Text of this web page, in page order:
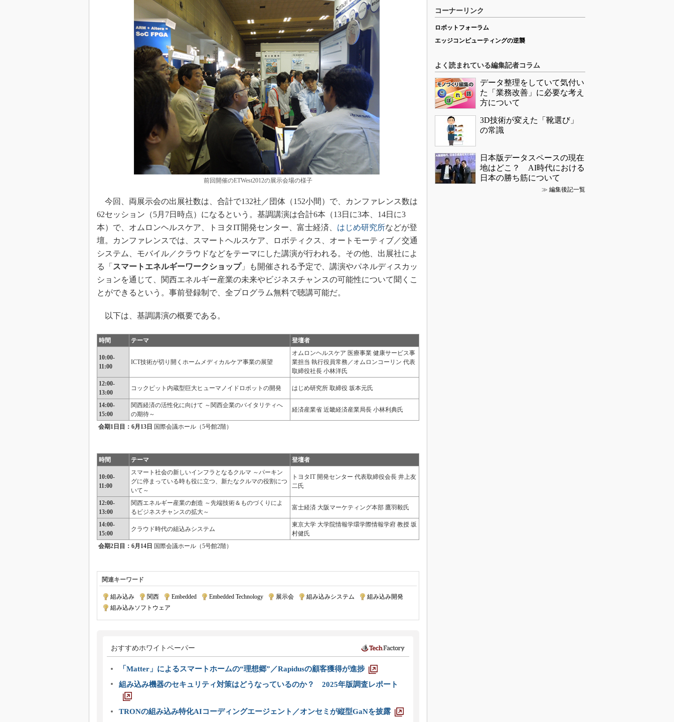
前回開催のETWest2012の展示会場の様子
今回、両展示会の出展社数は、合計で132社／団体（152小間）で、カンファレンス数は
62セッション（5月7日時点）になるという。基調講演は合計6本（13日に3本、14日に3
本）で、オムロンヘルスケア、トヨタIT開発センター、富士経済、 はじめ研究所などが登
壇。カンファレンスでは、スマートヘルスケア、ロボティクス、オートモーティブ／交通
システム、モバイル／クラウドなどをテーマにした講演が行われる。その他、出展社によ
る「 スマートエネルギーワークショップ」も開催される予定で、講演やパネルディスカッ
ションを通じて、関西エネルギー産業の未来やビジネスチャンスの可能性について聞くこ
とができるという。事前登録制で、全プログラム無料で聴講可能だ。
以下は、基調講演の概要である。
時間 テーマ 登壇者
10:00-
11:00
ICT技術が切り開くホームメディカルケア事業の展望
オムロンヘルスケア 医療事業 健康サービス事
業担当 執行役員常務／オムロンコーリン 代表
取締役社長 小林洋氏
12:00-
13:00
コックピット内蔵型巨大ヒューマノイドロボットの開発 はじめ研究所 取締役 坂本元氏
14:00-
15:00
関西経済の活性化に向けて ～関西企業のバイタリティへ
の期待～
経済産業省 近畿経済産業局長 小林利典氏
会期1日目：6月13日 国際会議ホール（5号館2階）
時間 テーマ 登壇者
10:00-
11:00
スマート社会の新しいインフラとなるクルマ ～パーキン
グに停まっている時も役に立つ、新たなクルマの役割につ
いて～
トヨタIT 開発センター 代表取締役会長 井上友
二氏
12:00-
13:00
関西エネルギー産業の創造 ～先端技術＆ものづくりによ
るビジネスチャンスの拡大～
富士経済 大阪マーケティング本部 鷹羽毅氏
14:00-
15:00
クラウド時代の組込みシステム
東京大学 大学院情報学環学際情報学府 教授 坂
村健氏
会期2日目：6月14日 国際会議ホール（5号館2階）
関連キーワード
組み込み 関西 Embedded Embedded Technology 展示会 組み込みシステム 組み込み開発
組み込みソフトウェア
おすすめホワイトペーパー
「Matter」によるスマートホームの“理想郷”／Rapidusの顧客獲得が進捗
組み込み機器のセキュリティ対策はどうなっているのか？ 2025年版調査レポート
TRONの組み込み特化AIコーディングエージェント／オンセミが縦型GaNを披露
コーナーリンク
ロボットフォーラム
エッジコンピューティングの逆襲
よく読まれている編集記者コラム
データ整理をしていて気付い
た「業務改善」に必要な考え
方について
3D技術が変えた「靴選び」
の常識
日本版データスペースの現在
地はどこ？ AI時代における
日本の勝ち筋について
≫ 編集後記一覧